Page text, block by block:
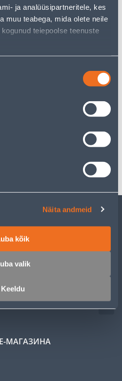
ja analüüsipartneritele, kes
muu teabega, mida olete neile
teiepoolse teenuste
Näita andmeid
kõik
valik
Keeldu
TOODE
КЛИЕНТОВ
МАГАЗИНА